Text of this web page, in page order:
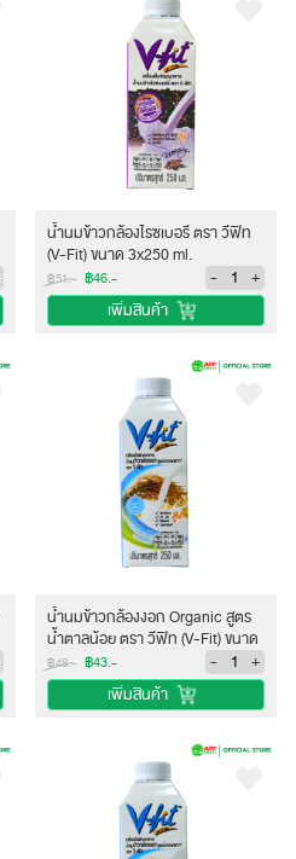
น้ำนมข้าวกล้องไรซเบอรี ตรา วีฟิท
(V-Fit) ขนาด 3x250 ml.
฿51.- ฿46.- -
+
เพิ่มสินค้า
น้ำนมข้าวกล้องงอก Organic สูตร
น้ำตาลน้อย ตรา วีฟิท (V-Fit) ขนาด
3x250 ml.
฿48.- ฿43.- -
+
เพิ่มสินค้า